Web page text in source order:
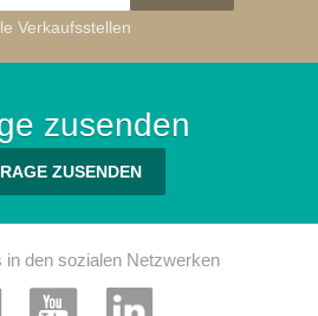
Verkaufsstellen
zusenden
ZUSENDEN
in den sozialen Netzwerken